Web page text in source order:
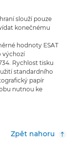
slouží pouze
konečnému
hodnoty ESAT
výchozí
Rychlost tisku
standardního
papír
nutnou ke
Zpět nahoru